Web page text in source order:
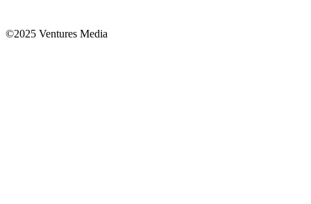
©2025 Ventures Media